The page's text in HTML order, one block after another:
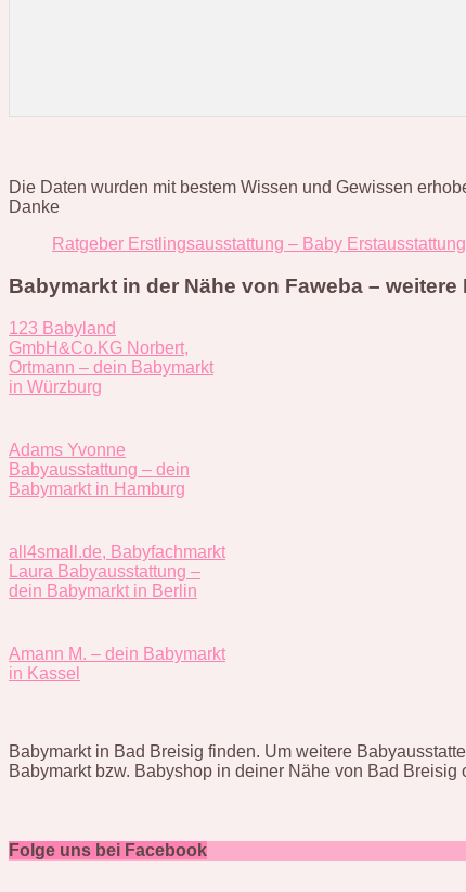
Die Daten wurden mit bestem Wissen und Gewissen
Danke
Ratgeber Erstlingsausstattung – Baby
Babymarkt in der Nähe von Faweba –
123 Babyland
GmbH&Co.KG Norbert,
Ortmann – dein Babymarkt
in Würzburg
Adams Yvonne
Babyausstattung – dein
Babymarkt in Hamburg
all4small.de, Babyfachmarkt
Laura Babyausstattung –
dein Babymarkt in Berlin
Amann M. – dein Babymarkt
in Kassel
Babymarkt in Bad Breisig finden. Um weitere
Babymarkt bzw. Babyshop in deiner Nähe von Bad Breisig
Folge uns bei Facebook